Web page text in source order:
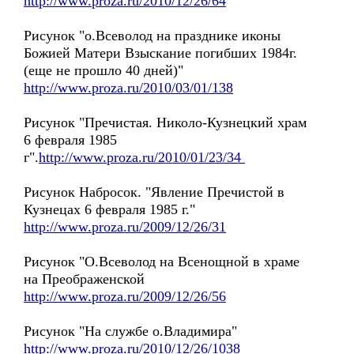
Рисунок "о.Всеволод на празднике иконы
Божией Матери Взыскание погибших 1984г.
(еще не прошло 40 дней)"
http://www.proza.ru/2010/03/01/138
Рисунок "Пречистая. Николо-Кузнецкий храм
6 февраля 1985
г".http://www.proza.ru/2010/01/23/34
Рисунок Набросок. "Явление Пречистой в
Кузнецах 6 февраля 1985 г."
http://www.proza.ru/2009/12/26/31
Рисунок "О.Всеволод на Всенощной в храме
на Преображенской
http://www.proza.ru/2009/12/26/56
Рисунок "На службе о.Владимира"
http://www.proza.ru/2010/12/26/1038